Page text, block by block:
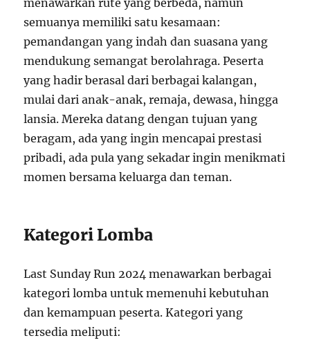
semuanya memiliki satu kesamaan:
pemandangan yang indah dan suasana yang
mendukung semangat berolahraga. Peserta
yang hadir berasal dari berbagai kalangan,
mulai dari anak-anak, remaja, dewasa, hingga
lansia. Mereka datang dengan tujuan yang
beragam, ada yang ingin mencapai prestasi
pribadi, ada pula yang sekadar ingin menikmati
momen bersama keluarga dan teman.
Kategori Lomba
Last Sunday Run 2024 menawarkan berbagai
kategori lomba untuk memenuhi kebutuhan
dan kemampuan peserta. Kategori yang
tersedia meliputi: